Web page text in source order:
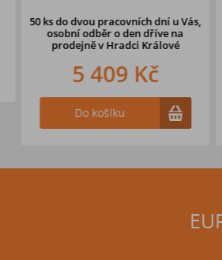
do dvou pracovních dní u Vás,
osobní odběr o den dřívena
prodejně v Hradci Králové
5 409 Kč
Do košíku
60 ks